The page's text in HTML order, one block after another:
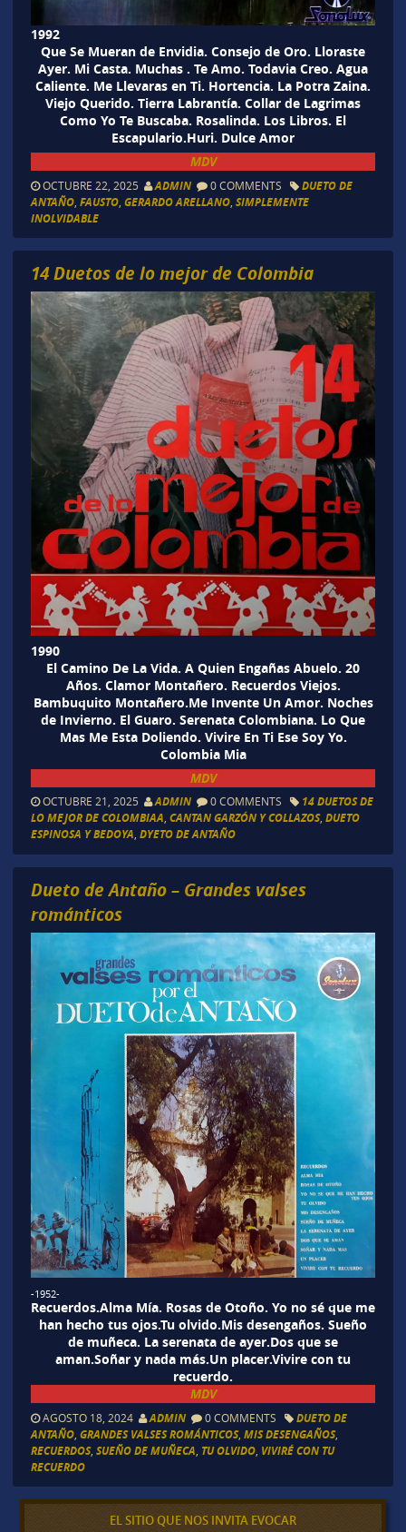
1992
Que Se Mueran de Envidia. Consejo de Oro. Lloraste
Ayer. Mi Casta. Muchas . Te Amo. Todavia Creo. Agua
Caliente. Me Llevaras en Ti. Hortencia. La Potra Zaina.
Viejo Querido. Tierra Labrantía. Collar de Lagrimas
Como Yo Te Buscaba. Rosalinda. Los Libros. El
Escapulario.Huri. Dulce Amor
MDV
OCTUBRE 22, 2025 ADMIN 0 COMMENTS
DUETO DE
ANTAÑO, FAUSTO, GERARDO ARELLANO, SIMPLEMENTE
INOLVIDABLE
14 Duetos de lo mejor de Colombia
1990
El Camino De La Vida. A Quien Engañas Abuelo. 20
Años. Clamor Montañero. Recuerdos Viejos.
Bambuquito Montañero.Me Invente Un Amor. Noches
de Invierno. El Guaro. Serenata Colombiana. Lo Que
Mas Me Esta Doliendo. Vivire En Ti Ese Soy Yo.
Colombia Mia
MDV
OCTUBRE 21, 2025 ADMIN 0 COMMENTS
14 DUETOS DE
LO MEJOR DE COLOMBIAA, CANTAN GARZÓN Y COLLAZOS, DUETO
ESPINOSA Y BEDOYA, DYETO DE ANTAÑO
Dueto de Antaño – Grandes valses
románticos
-1952-
Recuerdos.Alma Mía. Rosas de Otoño. Yo no sé que me
han hecho tus ojos.Tu olvido.Mis desengaños. Sueño
de muñeca. La serenata de ayer.Dos que se
aman.Soñar y nada más.Un placer.Vivire con tu
recuerdo.
MDV
AGOSTO 18, 2024 ADMIN 0 COMMENTS
DUETO DE
ANTAÑO, GRANDES VALSES ROMÁNTICOS, MIS DESENGAÑOS,
RECUERDOS, SUEÑO DE MUÑECA TU OLVIDO, VIVIRÉ CON TU
RECUERDO
EL SITIO QUE NOS INVITA EVOCAR